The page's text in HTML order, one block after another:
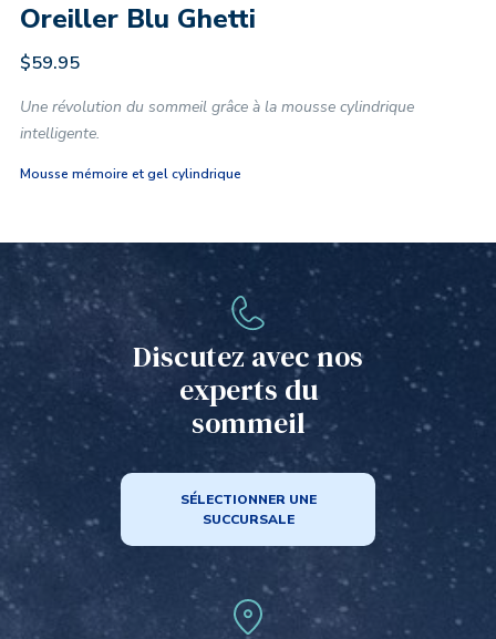
Oreiller Blu Ghetti
$59.95
Une révolution du sommeil grâce à la mousse cylindrique
intelligente.
Mousse mémoire et gel cylindrique
Discutez avec nos
experts du
sommeil
SÉLECTIONNER UNE
SUCCURSALE